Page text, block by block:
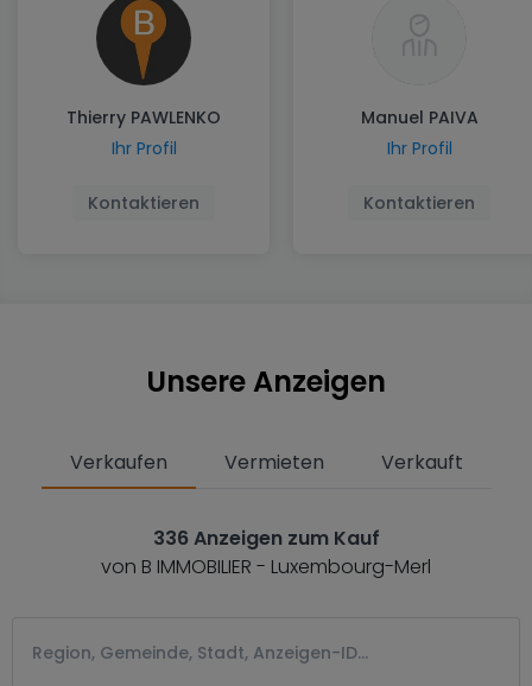
Thierry PAWLENKO
Ihr Profil
Kontaktieren
Manuel PAIVA
Ihr Profil
Kontaktieren
Unsere Anzeigen
Verkaufen Vermieten Verkauft
336 Anzeigen zum Kauf
von B IMMOBILIER - Luxembourg-Merl